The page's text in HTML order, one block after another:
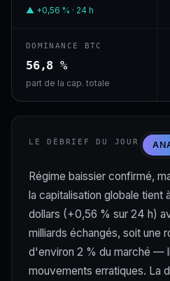
▲ +0,56 % · 24 h
DOMINANCE BTC
56,8 %
part de la cap. totale
LE DÉBRIEF DU JOUR
Régime baissier confirmé,
la capitalisation globale tient
dollars (+0,56 % sur 24 h)
milliards échangés, soit une
d'environ 2 % du marché —
mouvements erratiques. La